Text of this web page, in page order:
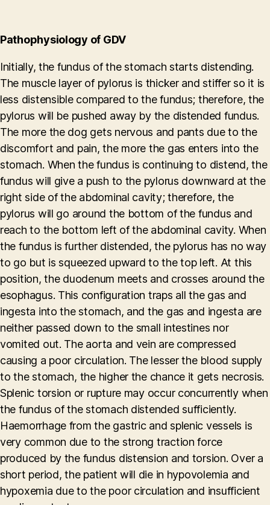
Pathophysiology of GDV
Initially, the fundus of the stomach starts distending.
The muscle layer of pylorus is thicker and stiffer so it is
less distensible compared to the fundus; therefore, the
pylorus will be pushed away by the distended fundus.
The more the dog gets nervous and pants due to the
discomfort and pain, the more the gas enters into the
stomach. When the fundus is continuing to distend, the
fundus will give a push to the pylorus downward at the
right side of the abdominal cavity; therefore, the
pylorus will go around the bottom of the fundus and
reach to the bottom left of the abdominal cavity. When
the fundus is further distended, the pylorus has no way
to go but is squeezed upward to the top left. At this
position, the duodenum meets and crosses around the
esophagus. This configuration traps all the gas and
ingesta into the stomach, and the gas and ingesta are
neither passed down to the small intestines nor
vomited out. The aorta and vein are compressed
causing a poor circulation. The lesser the blood supply
to the stomach, the higher the chance it gets necrosis.
Splenic torsion or rupture may occur concurrently when
the fundus of the stomach distended sufficiently.
Haemorrhage from the gastric and splenic vessels is
very common due to the strong traction force
produced by the fundus distension and torsion. Over a
short period, the patient will die in hypovolemia and
hypoxemia due to the poor circulation and insufficient